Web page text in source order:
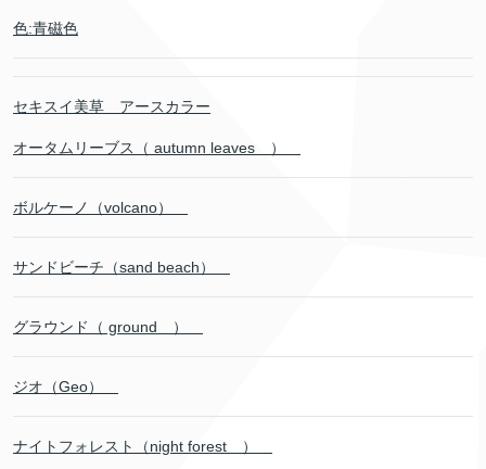
色:青磁色
セキスイ美草 アースカラー
オータムリーブス（ autumn leaves ）
ボルケーノ（volcano）
サンドビーチ（sand beach）
グラウンド（ ground ）
ジオ（Geo）
ナイトフォレスト（night forest ）